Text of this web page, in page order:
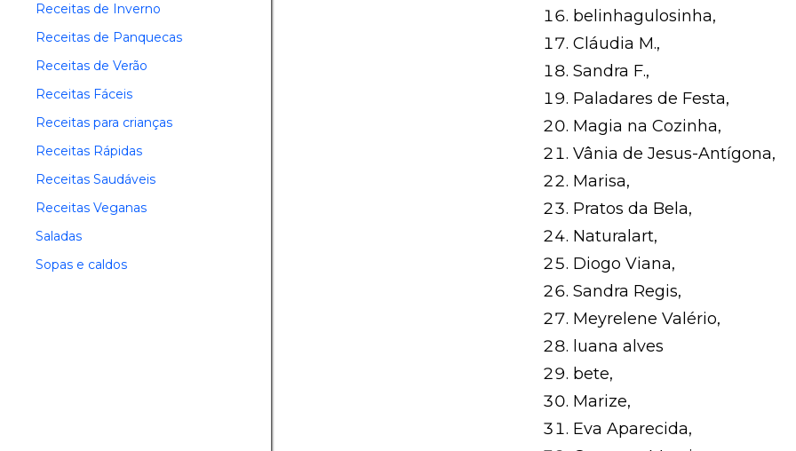
belinhagulosinha,
Cláudia M.,
Sandra F.,
Paladares de Festa,
Magia na Cozinha,
Vânia de Jesus-Antígona,
Marisa,
Pratos da Bela,
Naturalart,
Diogo Viana,
Sandra Regis,
Meyrelene Valério,
luana alves
bete,
Marize,
Eva Aparecida,
Receitas de Inverno
Receitas de Panquecas
Receitas de Verão
Receitas Fáceis
Receitas para crianças
Receitas Rápidas
Receitas Saudáveis
Receitas Veganas
Saladas
Sopas e caldos